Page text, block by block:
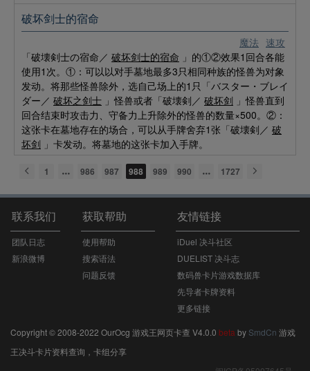
魔法 速攻
破坏剑士的宿命
「破壊剣士の宿命／ 破坏剑士的宿命 」的①②效果1回合各能
使用1次。①：可以以对手墓地最多3只相同种族的怪兽为对象
发动。将那些怪兽除外，选自己场上的1只「バスター・ブレイ
ダー／ 破坏之剑士 」怪兽或者「破壊剣／ 破坏剑 」怪兽直到
回合结束时攻击力、守备力上升除外的怪兽的数量×500。②：
这张卡在墓地存在的场合，可以从手牌舍弃1张「破壊剣／ 破
坏剑 」卡发动。将墓地的这张卡加入手牌。
1 986 987 988 989 990 1727
联系我们
团队日志
新浪微博
获取帮助
使用帮助
搜索语法
问题反馈
友情链接
iDuel 决斗社区
DUELIST 决斗志
数码兽卡片游戏数据库
先导者卡牌资料
更多链接
Copyright © 2008-2022 OurOcg 游戏王网页卡查 V4.0.0 beta by SmdCn 游戏
王决斗卡片资料查询，卡组分享